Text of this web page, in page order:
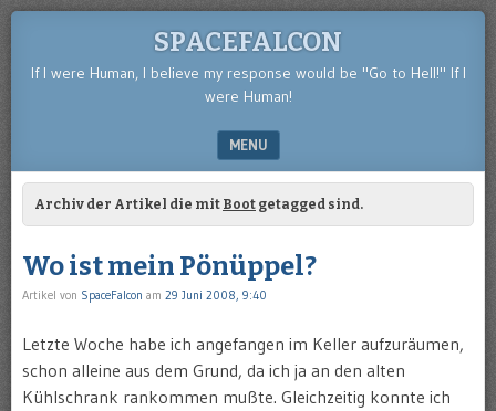
SPACEFALCON
If I were Human, I believe my response would be "Go to Hell!" If I
were Human!
MENU
SKIP TO CONTENT
Archiv der Artikel die mit Boot getagged sind.
Wo ist mein Pönüppel?
Artikel von SpaceFalcon am 29 Juni 2008, 9:40
Letzte Woche habe ich angefangen im Keller aufzuräumen,
schon alleine aus dem Grund, da ich ja an den alten
Kühlschrank rankommen mußte. Gleichzeitig konnte ich